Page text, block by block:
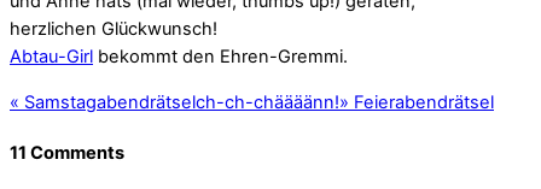
herzlichen Glückwunsch!
Abtau-Girl bekommt den Ehren-Gremmi.
« Samstagabendrätselch-ch-chäääänn!» Feierabendrätsel
11 Comments